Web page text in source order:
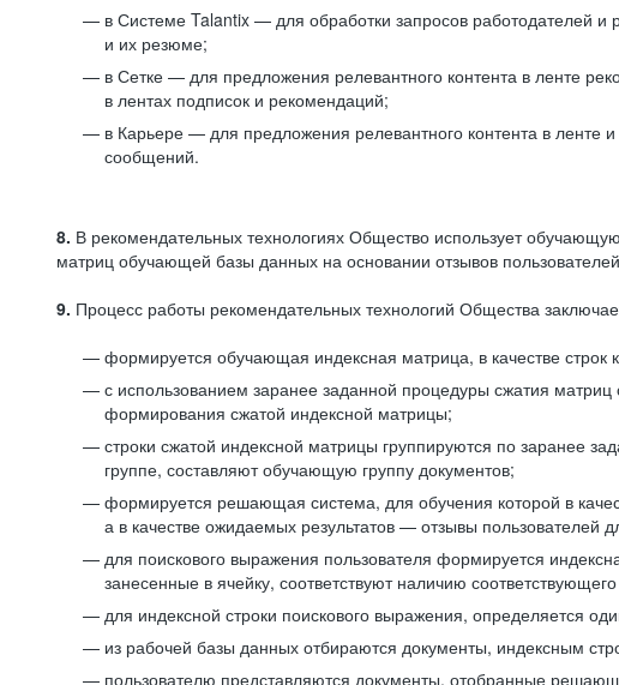
в Системе Talantix — для обработки запросов работодателей и
и их резюме;
в Сетке — для предложения релевантного контента в ленте
в лентах подписок и рекомендаций;
в Карьере — для предложения релевантного контента в
сообщений.
8. В рекомендательных технологиях Общество использует
матриц обучающей базы данных на основании отзывов
9. Процесс работы рекомендательных технологий Общества
формируется обучающая индексная матрица, в качестве
с использованием заранее заданной процедуры сжатия
формирования сжатой индексной матрицы;
строки сжатой индексной матрицы группируются по заранее
группе, составляют обучающую группу документов;
формируется решающая система, для обучения которой в
а в качестве ожидаемых результатов — отзывы пользователей
для поискового выражения пользователя формируется
занесенные в ячейку, соответствуют наличию
для индексной строки поискового выражения, определяется
из рабочей базы данных отбираются документы, индексным
пользователю представляются документы, отобранные